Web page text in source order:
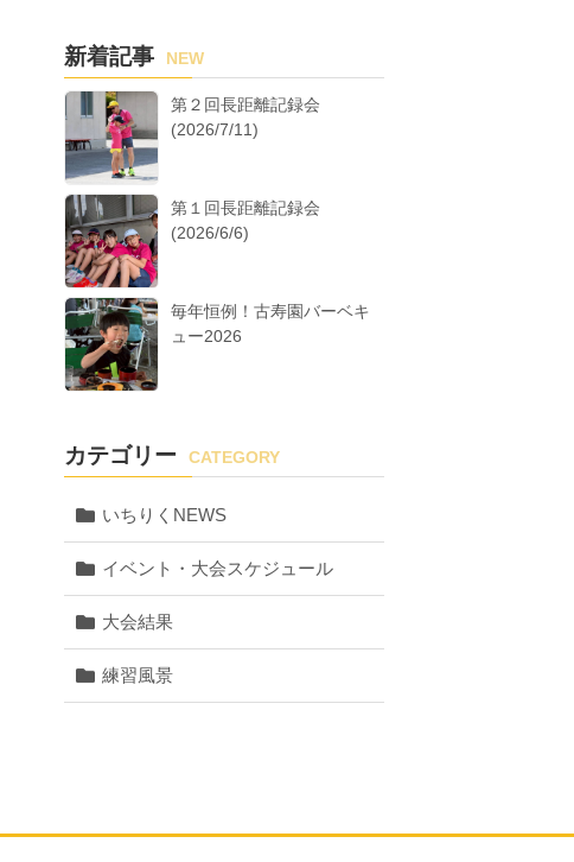
新着記事 NEW
第２回長距離記録会
(2026/7/11)
第１回長距離記録会
(2026/6/6)
毎年恒例！古寿園バーベキ
ュー2026
カテゴリー CATEGORY
いちりくNEWS
イベント・大会スケジュール
大会結果
練習風景